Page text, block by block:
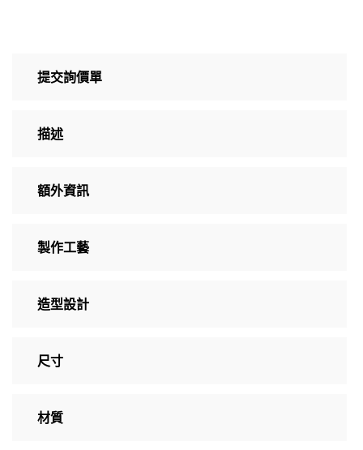
提交詢價單
描述
額外資訊
製作工藝
造型設計
尺寸
材質